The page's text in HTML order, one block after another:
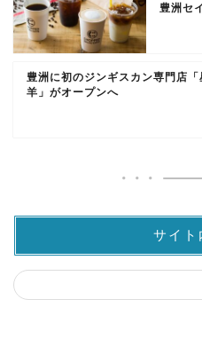
豊洲セ
豊洲に初のジンギスカン専門店「
羊」がオープンへ
サイト